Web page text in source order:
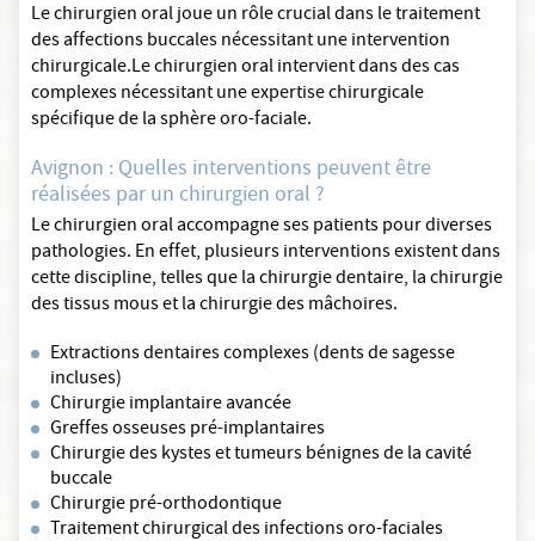
Le chirurgien oral joue un rôle crucial dans le traitement
des affections buccales nécessitant une intervention
chirurgicale.Le chirurgien oral intervient dans des cas
complexes nécessitant une expertise chirurgicale
spécifique de la sphère oro-faciale.
Avignon : Quelles interventions peuvent être
réalisées par un chirurgien oral ?
Le chirurgien oral accompagne ses patients pour diverses
pathologies. En effet, plusieurs interventions existent dans
cette discipline, telles que la chirurgie dentaire, la chirurgie
des tissus mous et la chirurgie des mâchoires.
Extractions dentaires complexes (dents de sagesse
incluses)
Chirurgie implantaire avancée
Greffes osseuses pré-implantaires
Chirurgie des kystes et tumeurs bénignes de la cavité
buccale
Chirurgie pré-orthodontique
Traitement chirurgical des infections oro-faciales